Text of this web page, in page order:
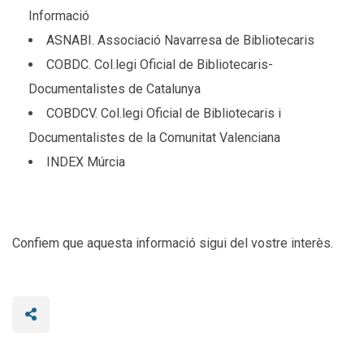
Informació
ASNABI. Associació Navarresa de Bibliotecaris
COBDC. Col.legi Oficial de Bibliotecaris-
Documentalistes de Catalunya
COBDCV. Col.legi Oficial de Bibliotecaris i
Documentalistes de la Comunitat Valenciana
INDEX Múrcia
Confiem que aquesta informació sigui del vostre interès.